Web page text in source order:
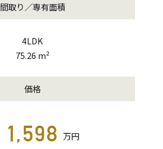
間取り／専有面積
4LDK
75.26 m²
価格
1,598 万円